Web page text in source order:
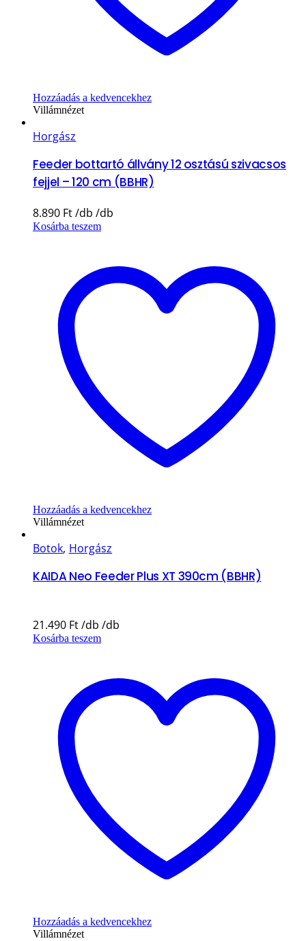
Hozzáadás a kedvencekhez
Villámnézet
Horgász
Feeder bottartó állvány 12 osztású szivacsos
fejjel – 120 cm (BBHR)
8.890 Ft
Kosárba teszem
Hozzáadás a kedvencekhez
Villámnézet
Botok, Horgász
KAIDA Neo Feeder Plus XT 390cm (BBHR)
21.490 Ft
Kosárba teszem
Hozzáadás a kedvencekhez
Villámnézet